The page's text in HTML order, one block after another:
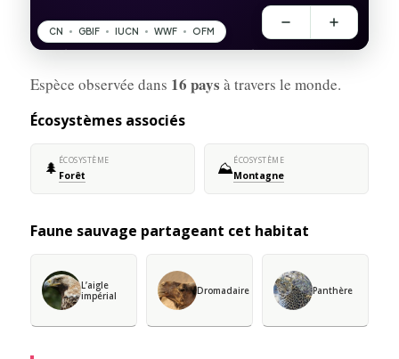
Espèce observée dans 16 pays à travers le monde.
Écosystèmes associés
🌲 ÉCOSYSTÈME
Forêt ⛰️ÉCOSYSTÈME
Montagne
Faune sauvage partageant cet habitat
L’aigle
impérial
Dromadaire Panthère